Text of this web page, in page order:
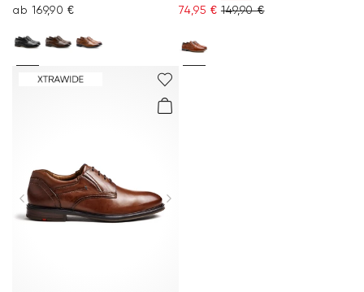
ab 169,90 €
74,95 € 149,90 €